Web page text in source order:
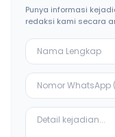
Punya informasi
redaksi kami secara